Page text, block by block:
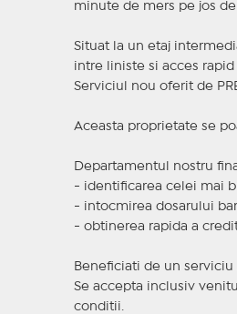
minute de mers pe jos
Situat la un etaj
intre liniste si acces
Serviciul nou oferit de
Aceasta proprietate se
Departamentul nostru
- identificarea celei mai
- intocmirea dosarului
- obtinerea rapida a
Beneficiati de un
Se accepta inclusiv
conditii.